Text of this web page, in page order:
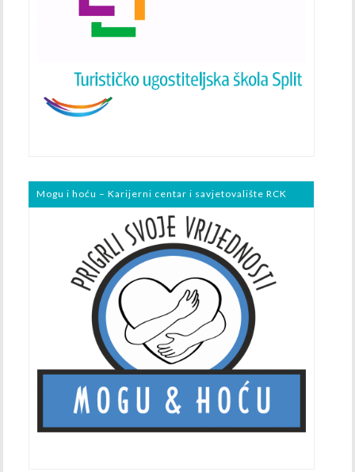
Mogu i hoću – Karijerni centar i savjetovalište RCK